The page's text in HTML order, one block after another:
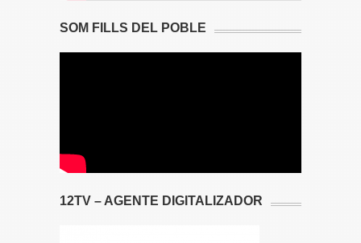
SOM FILLS DEL POBLE
12TV – AGENTE DIGITALIZADOR